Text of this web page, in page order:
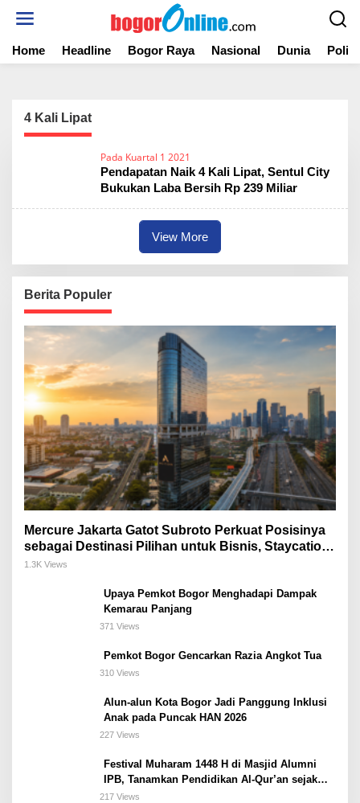
t
Home Headline Bogor Raya Nasional Dunia
4 Kali Lipat
Pada Kuartal 1 2021
Pendapatan Naik 4 Kali Lipat, Sentul City
Bukukan Laba Bersih Rp 239 Miliar
View More
Berita Populer
Mercure Jakarta Gatot Subroto Perkuat Posisinya
sebagai Destinasi Pilihan untuk Bisnis, Staycation,
Meeting, dan Kuliner di Jakarta Selatan
1.3K Views
Upaya Pemkot Bogor Menghadapi Dampak
Kemarau Panjang
371 Views
Pemkot Bogor Gencarkan Razia Angkot Tua
310 Views
Alun-alun Kota Bogor Jadi Panggung Inklusi
Anak pada Puncak HAN 2026
227 Views
Festival Muharam 1448 H di Masjid Alumni
IPB, Tanamkan Pendidikan Al-Qur’an sejak
Dini dan Siapkan Generasi Islami
217 Views